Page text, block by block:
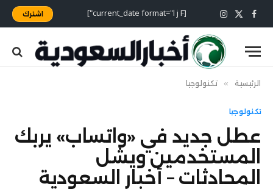
فيسبوك
X
(Twitter)
الانستغرام [current_date format="l j F"] اشترك
الرئيسية » تكنولوجيا
تكنولوجيا
عطل جديد في «واتساب» يربك
المستخدمين ويشل
المحادثات – أخبار السعودية